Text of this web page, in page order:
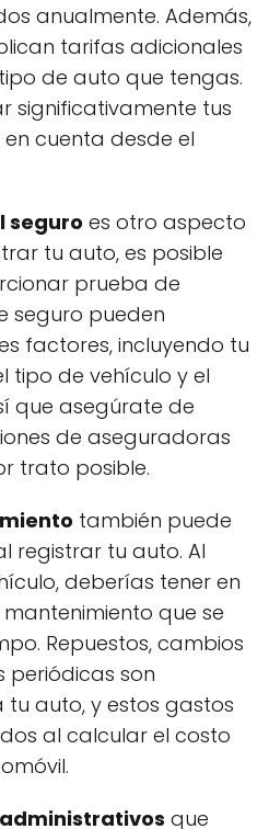
anualmente. Además,
tarifas adicionales
de auto que tengas.
significativamente tus
cuenta desde el
seguro es otro aspecto
tu auto, es posible
prueba de
seguro pueden
factores, incluyendo tu
tipo de vehículo y el
que asegúrate de
de aseguradoras
trato posible.
también puede
registrar tu auto. Al
deberías tener en
que se
Repuestos, cambios
periódicas son
auto, y estos gastos
al calcular el costo
que